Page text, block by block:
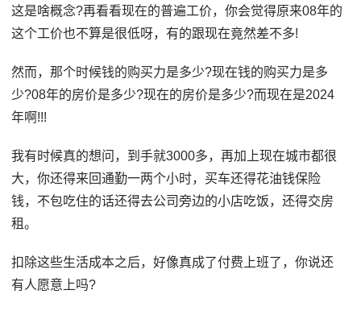
这是啥概念?再看看现在的普遍工价，你会觉得原来08年的
这个工价也不算是很低呀，有的跟现在竟然差不多!
然而，那个时候钱的购买力是多少?现在钱的购买力是多
少?08年的房价是多少?现在的房价是多少?而现在是2024
年啊!!!
我有时候真的想问，到手就3000多，再加上现在城市都很
大，你还得来回通勤一两个小时，买车还得花油钱保险
钱，不包吃住的话还得去公司旁边的小店吃饭，还得交房
租。
扣除这些生活成本之后，好像真成了付费上班了，你说还
有人愿意上吗?